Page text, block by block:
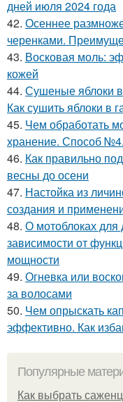
дней июля 2024 года
42. Осеннее
черенками.
43. Восковая моль:
кожей
44. Сушеные яблоки
Как сушить яблоки в
45. Чем обработать
хранение. Способ
46. Как правильно
весны до осени
47. Настойка из
создания и
48. О мотоблоках для
зависимости от
мощности
49. Огневка или
за волосами
50. Чем опрыскать
эффективно. Как
Популярные
Как выбрать